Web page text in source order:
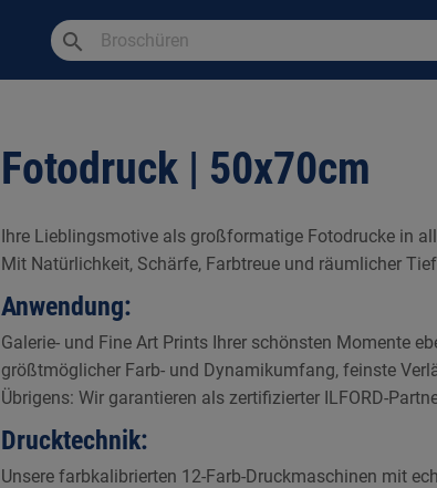
search
Fotodruck | 50x70cm
Ihre Lieblingsmotive als großformatige Fotodrucke in
Mit Natürlichkeit, Schärfe, Farbtreue und räumlicher
Anwendung:
Galerie- und Fine Art Prints Ihrer schönsten Momente
größtmöglicher Farb- und Dynamikumfang, feinste
Übrigens: Wir garantieren als zertifizierter ILFORD-
Drucktechnik:
Unsere farbkalibrierten 12-Farb-Druckmaschinen mit